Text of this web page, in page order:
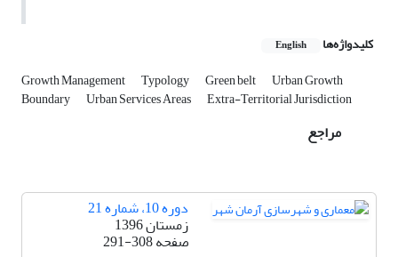
کلیدواژه‌ها English
Growth Management Typology Green belt Urban Growth
Boundary Urban Services Areas Extra-Territorial Jurisdiction
مراجع
دوره 10، شماره 21
زمستان 1396
صفحه291-308